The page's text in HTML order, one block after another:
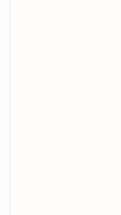
Korupsi: Suatu Budaya
Kau Tahu, Anime Bukan
Menyikapi Intoleransi